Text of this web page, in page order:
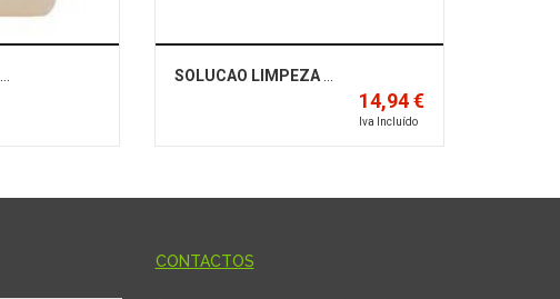
DESINFECTANTE AQUOSO SOLUCAO LIMPEZA PAVIMENTOS
14,94 €
Iva Incluído
CONTACTOS